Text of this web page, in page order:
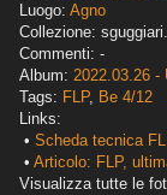
Luogo: Agno
Collezione:
Commenti: -
Album: 2022.03.26 -
Tags: FLP, Be 4/12
Links:
• Scheda tecnica
• Articolo: FLP,
Visualizza tutte le